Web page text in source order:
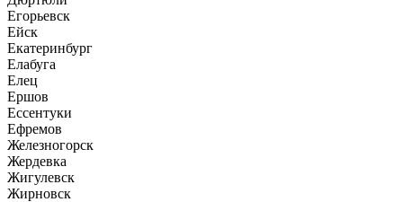
Егорьевск
Ейск
Екатеринбург
Елабуга
Елец
Ершов
Ессентуки
Ефремов
Железногорск
Жердевка
Жигулевск
Жирновск